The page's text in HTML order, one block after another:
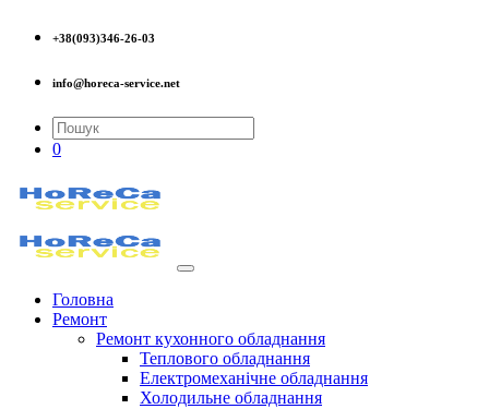
+38(093)346-26-03
info@horeca-service.net
0
Головна
Ремонт
Ремонт кухонного обладнання
Теплового обладнання
Електромеханічне обладнання
Холодильне обладнання